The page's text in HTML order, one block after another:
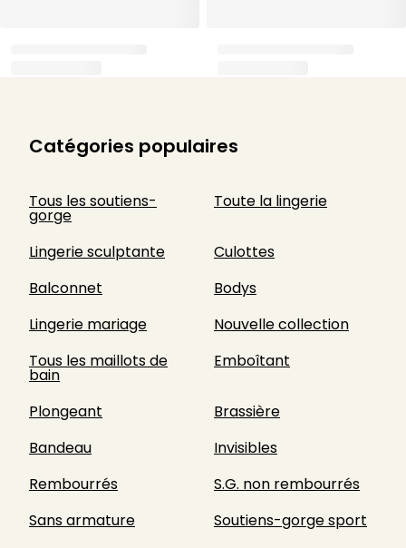
Catégories populaires
Tous les soutiens-
gorge
Toute la lingerie
Lingerie sculptante
Culottes
Balconnet
Bodys
Lingerie mariage
Nouvelle collection
Tous les maillots de
bain
Emboîtant
Plongeant
Brassière
Bandeau
Invisibles
Rembourrés
S.G. non rembourrés
Sans armature
Soutiens-gorge sport